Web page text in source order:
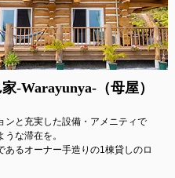
-Warayunya-（母屋）
ンと充実した設備・アメニティで
うな滞在を。​
あるオーナー手造りの1棟貸しのロ